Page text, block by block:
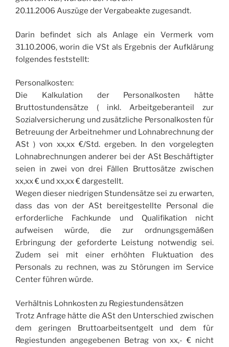
20.11.2006 Auszüge der Vergabeakte zugesandt.
Darin befindet sich als Anlage ein Vermerk vom
31.10.2006, worin die VSt als Ergebnis der Aufklärung
folgendes feststellt:
Personalkosten:
Die Kalkulation der Personalkosten hätte
Bruttostundensätze ( inkl. Arbeitgeberanteil zur
Sozialversicherung und zusätzliche Personalkosten für
Betreuung der Arbeitnehmer und Lohnabrechnung der
ASt ) von xx,xx €/Std. ergeben. In den vorgelegten
Lohnabrechnungen anderer bei der ASt Beschäftigter
seien in zwei von drei Fällen Bruttosätze zwischen
xx,xx € und xx,xx € dargestellt.
Wegen dieser niedrigen Stundensätze sei zu erwarten,
dass das von der ASt bereitgestellte Personal die
erforderliche Fachkunde und Qualifikation nicht
aufweisen würde, die zur ordnungsgemäßen
Erbringung der geforderte Leistung notwendig sei.
Zudem sei mit einer erhöhten Fluktuation des
Personals zu rechnen, was zu Störungen im Service
Center führen würde.
Verhältnis Lohnkosten zu Regiestundensätzen
Trotz Anfrage hätte die ASt den Unterschied zwischen
dem geringen Bruttoarbeitsentgelt und dem für
Regiestunden angegebenen Betrag von xx,- € nicht